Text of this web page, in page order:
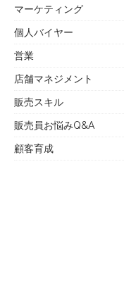
マーケティング
個人バイヤー
営業
店舗マネジメント
販売スキル
販売員お悩みQ&A
顧客育成